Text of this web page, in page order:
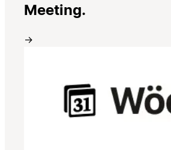
Meeting.
→